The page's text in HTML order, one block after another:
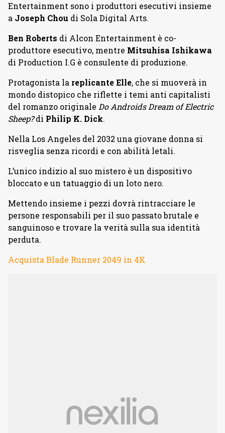
Entertainment sono i produttori esecutivi insieme
a Joseph Chou di Sola Digital Arts.
Ben Roberts di Alcon Entertainment è co-
produttore esecutivo, mentre Mitsuhisa Ishikawa
di Production I.G è consulente di produzione.
Protagonista la replicante Elle, che si muoverà in
mondo distopico che riflette i temi anti capitalisti
del romanzo originale Do Androids Dream of Electric
Sheep?di Philip K. Dick.
Nella Los Angeles del 2032 una giovane donna si
risveglia senza ricordi e con abilità letali.
L’unico indizio al suo mistero è un dispositivo
bloccato e un tatuaggio di un loto nero.
Mettendo insieme i pezzi dovrà rintracciare le
persone responsabili per il suo passato brutale e
sanguinoso e trovare la verità sulla sua identità
perduta.
Acquista Blade Runner 2049 in 4K